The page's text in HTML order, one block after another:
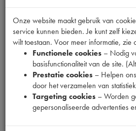
Fabrikant
Productnummer
1820020
Onze website maakt gebruik van
service kunnen bieden. Je kunt zelf
wilt toestaan. Voor meer informatie, zie
Functionele cookies – Nodig
basisfunctionaliteit van de site.
Prestatie cookies – Helpen
door het verzamelen van
Targeting cookies – Worden
gepersonaliseerde advertenties